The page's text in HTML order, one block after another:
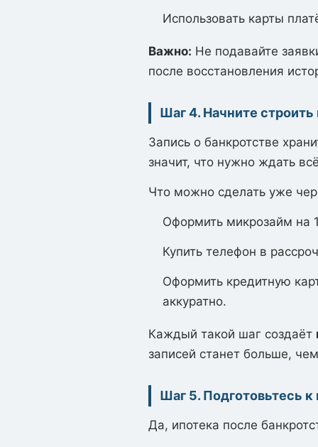
Использовать карты
Важно: Не подавайте
после восстановления
Шаг 4. Начните
Запись о банкротстве
значит, что нужно ждать
Что можно сделать уже
Оформить микрозайм на
Купить телефон в
Оформить кредитную
аккуратно.
Каждый такой шаг создаёт
записей станет больше,
Шаг 5. Подготовьтесь к
Да, ипотека после